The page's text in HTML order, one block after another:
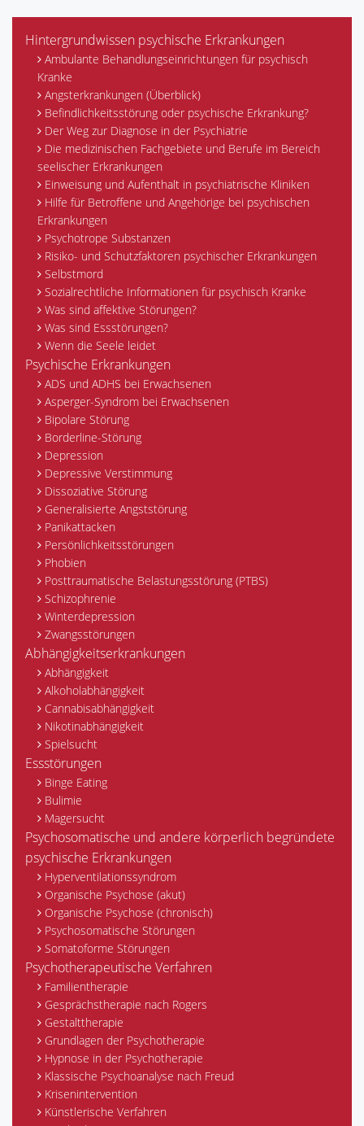
Hintergrundwissen psychische Erkrankungen
Ambulante Behandlungseinrichtungen für psychisch
Kranke
Angsterkrankungen (Überblick)
Befindlichkeitsstörung oder psychische Erkrankung?
Der Weg zur Diagnose in der Psychiatrie
Die medizinischen Fachgebiete und Berufe im Bereich
seelischer Erkrankungen
Einweisung und Aufenthalt in psychiatrische Kliniken
Hilfe für Betroffene und Angehörige bei psychischen
Erkrankungen
Psychotrope Substanzen
Risiko- und Schutzfaktoren psychischer Erkrankungen
Selbstmord
Sozialrechtliche Informationen für psychisch Kranke
Was sind affektive Störungen?
Was sind Essstörungen?
Wenn die Seele leidet
Psychische Erkrankungen
ADS und ADHS bei Erwachsenen
Asperger-Syndrom bei Erwachsenen
Bipolare Störung
Borderline-Störung
Depression
Depressive Verstimmung
Dissoziative Störung
Generalisierte Angststörung
Panikattacken
Persönlichkeitsstörungen
Phobien
Posttraumatische Belastungsstörung (PTBS)
Schizophrenie
Winterdepression
Zwangsstörungen
Abhängigkeitserkrankungen
Abhängigkeit
Alkoholabhängigkeit
Cannabisabhängigkeit
Nikotinabhängigkeit
Spielsucht
Essstörungen
Binge Eating
Bulimie
Magersucht
Psychosomatische und andere körperlich begründete
psychische Erkrankungen
Hyperventilationssyndrom
Organische Psychose (akut)
Organische Psychose (chronisch)
Psychosomatische Störungen
Somatoforme Störungen
Psychotherapeutische Verfahren
Familientherapie
Gesprächstherapie nach Rogers
Gestalttherapie
Grundlagen der Psychotherapie
Hypnose in der Psychotherapie
Klassische Psychoanalyse nach Freud
Krisenintervention
Künstlerische Verfahren